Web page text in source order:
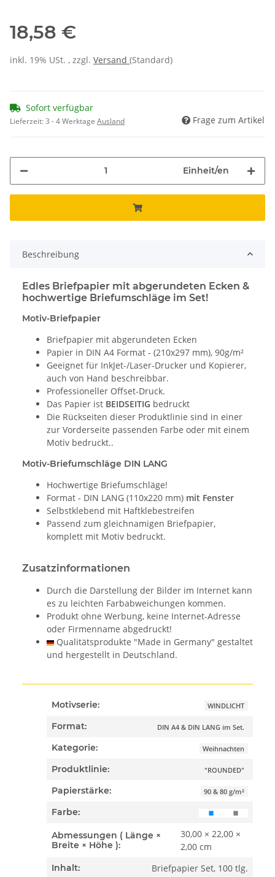
18,58 €
inkl. 19% USt. , zzgl. Versand (Standard)
Sofort verfügbar
Lieferzeit:3 - 4 Werktage Ausland Frage zum Artikel
Einheit/en
Beschreibung
Edles Briefpapier mit abgerundeten Ecken &
hochwertige Briefumschläge im Set!
Motiv-Briefpapier
Briefpapier mit abgerundeten Ecken
Papier in DIN A4 Format - (210x297 mm), 90g/m²
Geeignet für InkJet-/Laser-Drucker und Kopierer,
auch von Hand beschreibbar.
Professioneller Offset-Druck.
Das Papier ist BEIDSEITIG bedruckt
Die Rückseiten dieser Produktlinie sind in einer
zur Vorderseite passenden Farbe oder mit einem
Motiv bedruckt..
Motiv-Briefumschläge DIN LANG
Hochwertige Briefumschläge!
Format - DIN LANG (110x220 mm) mit Fenster
Selbstklebend mit Haftklebestreifen
Passend zum gleichnamigen Briefpapier,
komplett mit Motiv bedruckt.
Zusatzinformationen
Durch die Darstellung der Bilder im Internet kann
es zu leichten Farbabweichungen kommen.
Produkt ohne Werbung, keine Internet-Adresse
oder Firmenname abgedruckt!
Qualitätsprodukte "Made in Germany" gestaltet
und hergestellt in Deutschland.
Motivserie: WINDLICHT
Format: DIN A4 & DIN LANG im Set.
Kategorie: Weihnachten
Produktlinie: "ROUNDED"
Papierstärke: 90 & 80 g/m²
Farbe:
Abmessungen ( Länge ×
Breite × Höhe ):
30,00 × 22,00 ×
2,00 cm
Inhalt: Briefpapier Set, 100 tlg.